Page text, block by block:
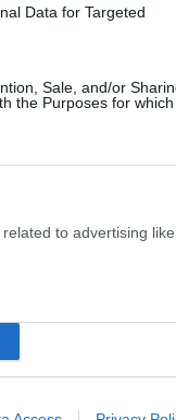
Data for Targeted
Sale, and/or
the Purposes for
to advertising
όραμα
όραμα που θα
στη σημερινή